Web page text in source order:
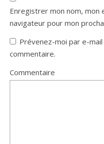
Enregistrer mon nom, mon
navigateur pour mon
Prévenez-moi par e-
commentaire.
Commentaire